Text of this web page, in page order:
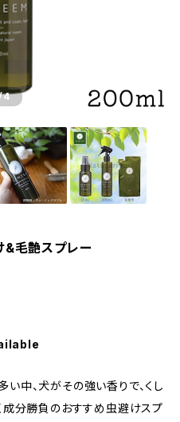
4
毛艶スプレー
中、犬がその強い香りで、くし
成分勝負のおすすめ虫避けスプ